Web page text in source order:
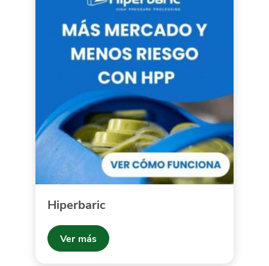
Hiperbaric
Ver más